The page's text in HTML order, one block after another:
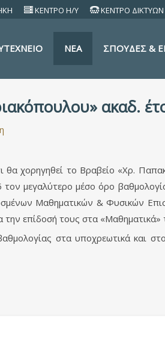
ΚΕΝΤΡΟ Η/Υ ΚΕΝΤΡΟ ΔΙΚΤΥΩΝ
ΝΕΑ ΣΠΟΥΔΕΣ &
ακαδ.
χορηγηθεί το Βραβείο «Χρ.
μεγαλύτερο μέσο όρο
Μαθηματικών & Φυσικών
επίδοσή τους στα
στα υποχρεωτικά και